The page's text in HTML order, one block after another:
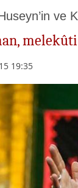
ve
19:35